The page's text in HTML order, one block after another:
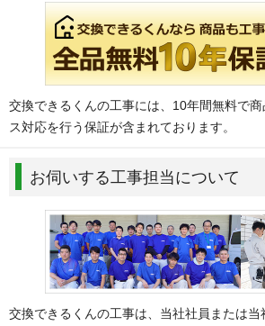
交換できるくんの工事には、10年間無料で
ス対応を行う保証が含まれております。
お伺いする工事担当について
交換できるくんの工事は、当社社員または